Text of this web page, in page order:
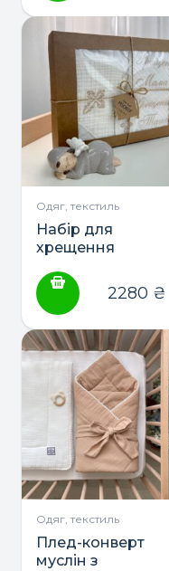
Одяг, текстиль
Набір для
хрещення
серветок для
свічок+мішечок
для першого
локона) ТМ
Маленька Соня
2280 ₴
Одяг, текстиль
Плед-конверт
муслін з